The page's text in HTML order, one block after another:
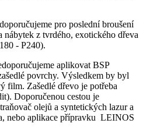
pro poslední broušení
nábytek z tvrdého, exotického dřeva
- P240).
aplikovat BSP
povrchy. Výsledkem by byl
film. Zašedlé dřevo je potřeba
Doporučenou cestou je
olejů a syntetických lazur a
nebo aplikace přípravku LEINOS